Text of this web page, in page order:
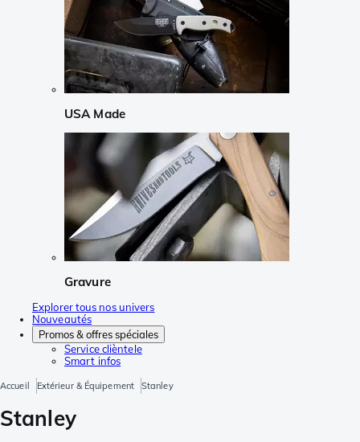
USA Made
Gravure
Explorer tous nos univers
Nouveautés
Promos & offres spéciales
Service clièntele
Smart infos
Accueil Extérieur & Équipement Stanley
Stanley